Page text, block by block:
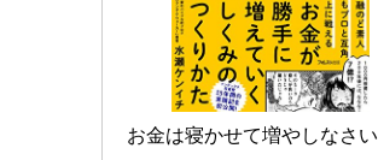
お金は寝かせて増やしなさい